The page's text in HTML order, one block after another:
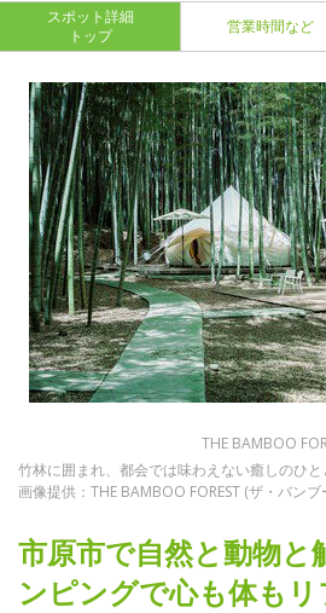
スポット詳細
トップ
営業時間など
THE BAMBOO
竹林に囲まれ、都会では味わえない癒しのひ
画像提供：THE BAMBOO FOREST (ザ・バン
市原市で自然と動物と
ンピングで心も体も